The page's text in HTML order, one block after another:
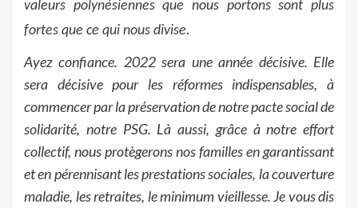
valeurs polynésiennes que nous portons sont plus
fortes que ce qui nous divise.
Ayez confiance. 2022 sera une année décisive. Elle
sera décisive pour les réformes indispensables, à
commencer par la préservation de notre pacte social de
solidarité, notre PSG. Là aussi, grâce à notre effort
collectif, nous protègerons nos familles en garantissant
et en pérennisant les prestations sociales, la couverture
maladie, les retraites, le minimum vieillesse. Je vous dis